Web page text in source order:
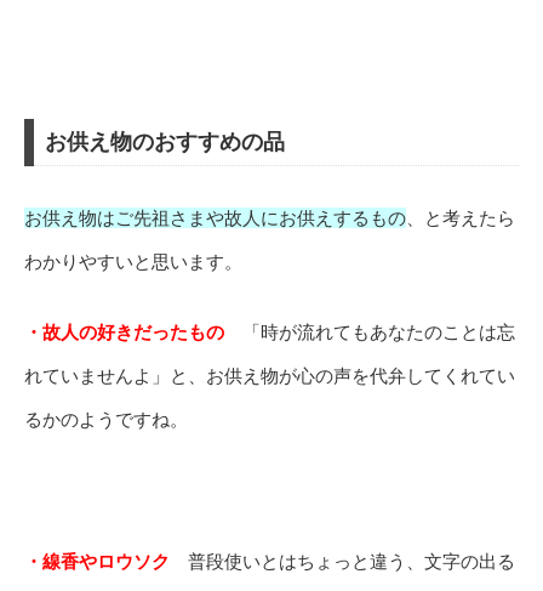
お供え物のおすすめの品
お供え物はご先祖さまや故人にお供えするもの 、と考えたら
わかりやすいと思います。
・故人の好きだったもの 「時が流れてもあなたのことは忘
れていませんよ」と、お供え物が心の声を代弁してくれてい
るかのようですね。
・線香やロウソク 普段使いとはちょっと違う、文字の出る